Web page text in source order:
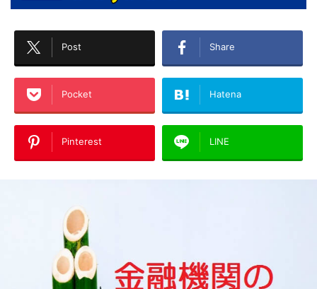
Post Share
Pocket Hatena
Pinterest LINE